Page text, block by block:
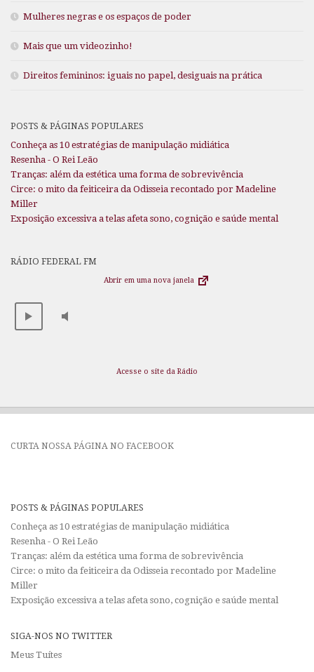
Mulheres negras e os espaços de poder
Mais que um videozinho!
Direitos femininos: iguais no papel, desiguais na prática
POSTS & PÁGINAS POPULARES
Conheça as 10 estratégias de manipulação midiática
Resenha - O Rei Leão
Tranças: além da estética uma forma de sobrevivência
Circe: o mito da feiticeira da Odisseia recontado por Madeline
Miller
Exposição excessiva a telas afeta sono, cognição e saúde mental
RÁDIO FEDERAL FM
Abrir em uma nova janela
Acesse o site da Rádio
CURTA NOSSA PÁGINA NO FACEBOOK
POSTS & PÁGINAS POPULARES
Conheça as 10 estratégias de manipulação midiática
Resenha - O Rei Leão
Tranças: além da estética uma forma de sobrevivência
Circe: o mito da feiticeira da Odisseia recontado por Madeline
Miller
Exposição excessiva a telas afeta sono, cognição e saúde mental
SIGA-NOS NO TWITTER
Meus Tuítes